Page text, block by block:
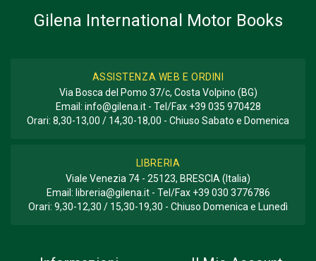
Gilena International Motor Books
ASSISTENZA WEB E ORDINI
Via Bosca del Pomo 37/c, Costa Volpino (BG)
Email: info@gilena.it- Tel/Fax +39 035 970428
Orari: 8,30-13,00 / 14,30-18,00 - Chiuso Sabato e Domenica
LIBRERIA
Viale Venezia 74 - 25123, BRESCIA (Italia)
Email: libreria@gilena.it- Tel/Fax +39 030 3776786
Orari: 9,30-12,30 / 15,30-19,30 - Chiuso Domenica e Lunedì